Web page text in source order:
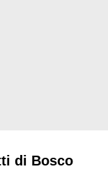
di Bosco